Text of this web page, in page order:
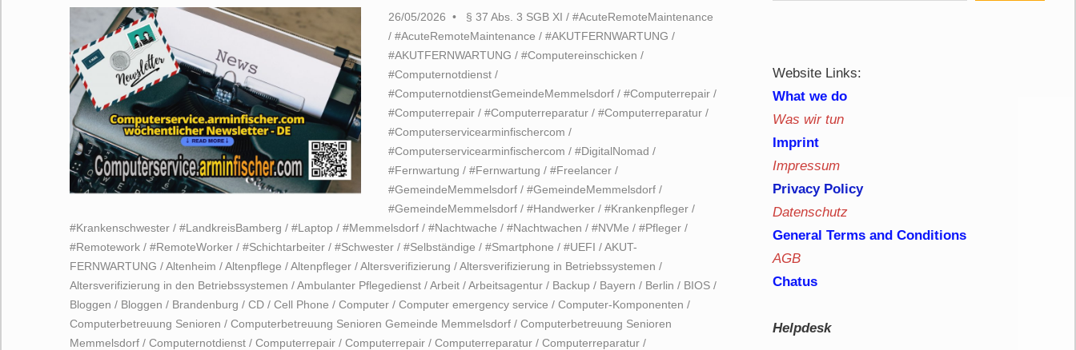
26/05/2026 § 37 Abs. 3 SGB XI /#AcuteRemoteMaintenance
/#AcuteRemoteMaintenance /#AKUTFERNWARTUNG /
#AKUTFERNWARTUNG /#Computereinschicken /
#Computernotdienst /
#ComputernotdienstGemeindeMemmelsdorf /#Computerrepair /
#Computerrepair /#Computerreparatur /#Computerreparatur /
#Computerservicearminfischercom /
#Computerservicearminfischercom /#DigitalNomad /
#Fernwartung /#Fernwartung /#Freelancer /
#GemeindeMemmelsdorf /#GemeindeMemmelsdorf /
#GemeindeMemmelsdorf /#Handwerker /#Krankenpfleger /
#Krankenschwester / #LandkreisBamberg / #Laptop / #Memmelsdorf / #Nachtwache / #Nachtwachen / #NVMe / #Pfleger /
#Remotework / #RemoteWorker / #Schichtarbeiter / #Schwester / #Selbständige / #Smartphone / #UEFI /AKUT-
FERNWARTUNG /Altenheim /Altenpflege /Altenpfleger /Altersverifizierung /Altersverifizierung in Betriebssystemen /
Altersverifizierung in den Betriebssystemen /Ambulanter Pflegedienst /Arbeit /Arbeitsagentur / Backup / Bayern / Berlin / BIOS /
Bloggen / Bloggen / Brandenburg / CD / Cell Phone / Computer / Computer emergency service / Computer-Komponenten /
Computerbetreuung Senioren / Computerbetreuung Senioren Gemeinde Memmelsdorf / Computerbetreuung Senioren
Memmelsdorf / Computernotdienst / Computerrepair / Computerrepair / Computerreparatur / Computerreparatur /
Website Links:
What we do
Was wir tun
Imprint
Impressum
Privacy Policy
Datenschutz
General Terms and Conditions
AGB
Chatus
Helpdesk